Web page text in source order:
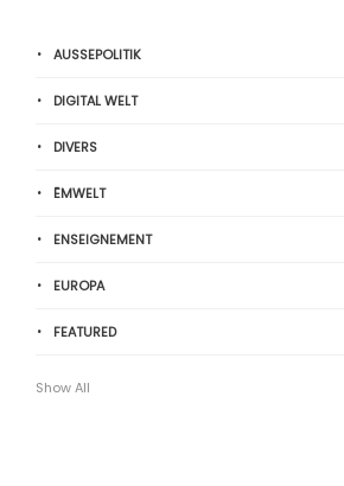
AUSSEPOLITIK
DIGITAL WELT
DIVERS
ËMWELT
ENSEIGNEMENT
EUROPA
FEATURED
Show All